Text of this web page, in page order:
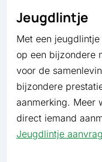
Jeugdlintje
Met een
op een bijzondere
voor de
bijzondere
aanmerking. Meer
direct iemand
Jeugdlintje